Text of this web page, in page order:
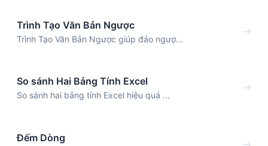
Trình Tạo Văn Bản Ngược
Trình Tạo Văn Bản Ngược giúp đảo ngượ...
So sánh Hai Bảng Tính Excel
So sánh hai bảng tính Excel hiệu quả ...
Đếm Dòng